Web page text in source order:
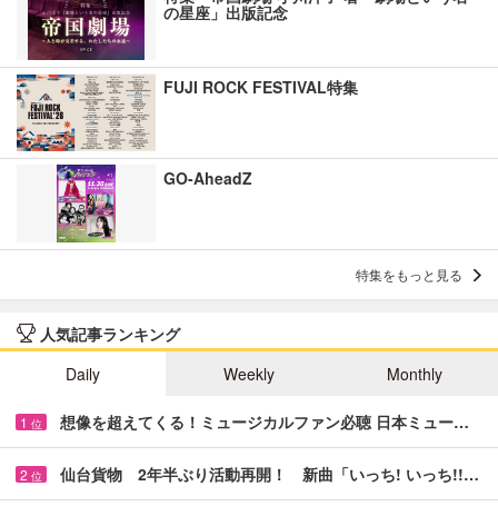
の星座」出版記念
FUJI ROCK FESTIVAL特集
GO-AheadZ
特集をもっと見る
人気記事ランキング
Daily
Weekly Monthly
1 位 想像を超えてくる！ミュージカルファン必聴 日本ミュー…
2 位 仙台貨物 2年半ぶり活動再開！ 新曲「いっち! いっち!!…